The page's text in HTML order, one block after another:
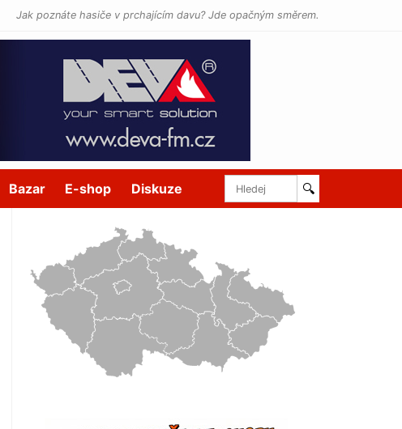
Jak poznáte hasiče v prchajícím davu? Jde opačným směrem.
Bazar E-shop Diskuze 🔍